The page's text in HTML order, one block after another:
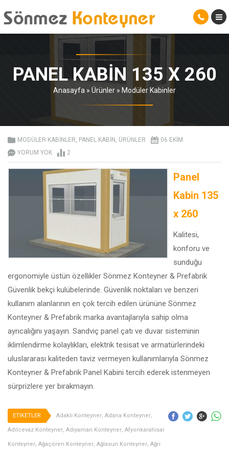
PANEL KABIN 135 X 260
Anasayfa » Ürünler » Modüler Kabinler
MODÜLER KABINLER, PANEL KABIN , ÜRÜNLER
06 EKIM
YORUM YOK
2
Panel
Kabin 135
x 260
Kalitesi,
konforu ve
sunduğu
ergonomiyle üstün özellikler Sönmez Konteyner & Prefabrik
Güvenlik bekçi kulübelerinde. Güvenlik noktaları ve benzeri
kullanım alanlarının en çok tercih edilen ürününe Sönmez
Konteyner & Prefabrik marka avantajlarıyla sahip olma
ayrıcalığını yaşayın. Sandviç panel çatı ve duvar sisteminin
iklimlendirme kolaylıkları, elektrik tesisat ve armatürlerindeki
uluslararası kaliteden taviz vermeyen kullanımlarıyla Sönmez
Konteyner & Prefabrik Panel Kabini tercih ederek istenmeyen
sürprizlere yer bırakmayın.
ETİKETLER Adaklı Konteyner, Adana Konteyner,
Adilcevaz Konteyner, Adıyaman Konteyner, Afyonkarahisar
Konteyner, Ağaçören Konteyner, Ağlasun Konteyner, Ağrı